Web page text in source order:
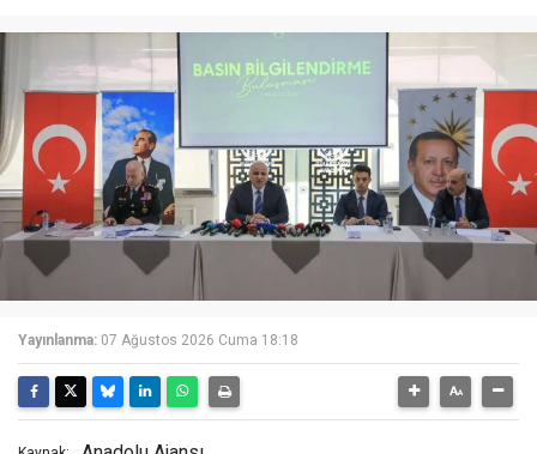
Yayınlanma: 07 Ağustos 2026 Cuma 18:18